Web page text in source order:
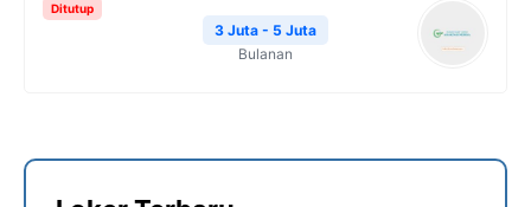
Ditutup
3 Juta - 5 Juta
Bulanan